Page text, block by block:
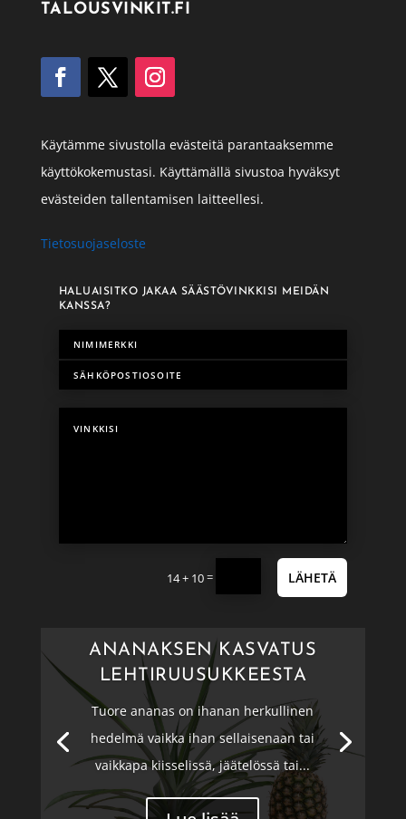
TALOUSVINKIT.FI
Käytämme sivustolla evästeitä parantaaksemme
käyttökokemustasi. Käyttämällä sivustoa hyväksyt
evästeiden tallentamisen laitteellesi.
Tietosuojaseloste
HALUAISITKO JAKAA SÄÄSTÖVINKKISI MEIDÄN
KANSSA?
14 + 10= LÄHETÄ
ANANAKSEN KASVATUS
LEHTIRUUSUKKEESTA
Tuore ananas on ihanan herkullinen
hedelmä vaikka ihan sellaisenaan tai
vaikkapa kiisselissä, jäätelössä tai...